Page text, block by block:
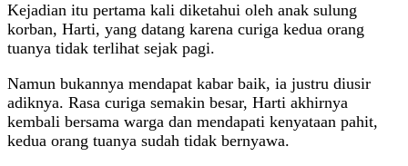
Kejadian itu pertama kali diketahui oleh anak sulung
korban, Harti, yang datang karena curiga kedua orang
tuanya tidak terlihat sejak pagi.
Namun bukannya mendapat kabar baik, ia justru diusir
adiknya. Rasa curiga semakin besar, Harti akhirnya
kembali bersama warga dan mendapati kenyataan pahit,
kedua orang tuanya sudah tidak bernyawa.